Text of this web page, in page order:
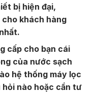
bị hiện đại,
khách hàng
cấp cho bạn cái
của nước sạch
hệ thống máy lọc
nào hoặc cần tư